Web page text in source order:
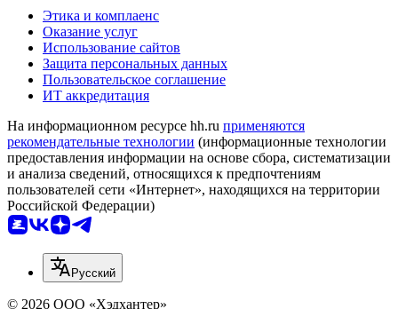
Этика и комплаенс
Оказание услуг
Использование сайтов
Защита персональных данных
Пользовательское соглашение
ИТ аккредитация
На информационном ресурсе hh.ru применяются
рекомендательные технологии (информационные технологии
предоставления информации на основе сбора, систематизации
и анализа сведений, относящихся к предпочтениям
пользователей сети «Интернет», находящихся на территории
Российской Федерации)
Русский
© 2026 ООО «Хэдхантер»